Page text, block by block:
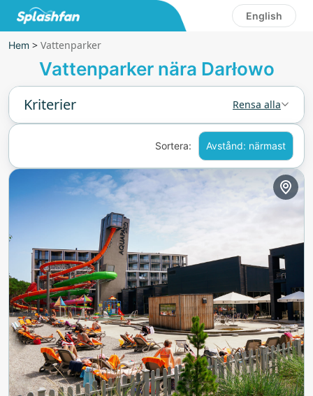
English
Hem > Vattenparker
Vattenparker nära Darłowo
Kriterier Rensa alla
Sortera: Avstånd: närmast